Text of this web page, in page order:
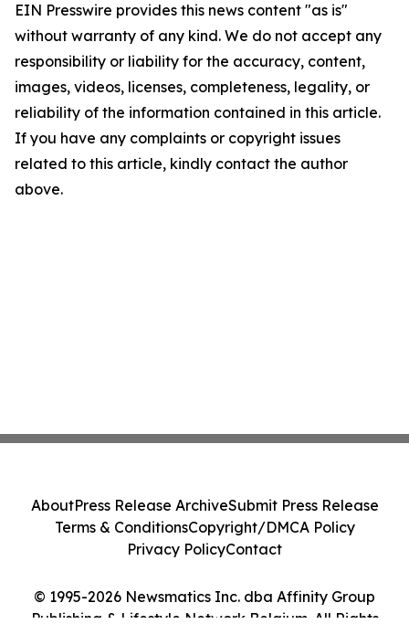
EIN Presswire provides this news content "as is"
without warranty of any kind. We do not accept any
responsibility or liability for the accuracy, content,
images, videos, licenses, completeness, legality, or
reliability of the information contained in this article.
If you have any complaints or copyright issues
related to this article, kindly contact the author
above.
© 1995-2026 Newsmatics Inc. dba Affinity Group
Publishing & Lifestyle Network Belgium. All Rights
AboutPress Release ArchiveSubmit Press Release
Terms & ConditionsCopyright/DMCA Policy
Privacy PolicyContact